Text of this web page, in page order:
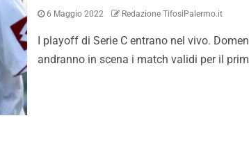
6 Maggio 2022 Redazione TifosiPalermo.it
I playoff di Serie C entrano nel vivo.
andranno in scena i match validi per il